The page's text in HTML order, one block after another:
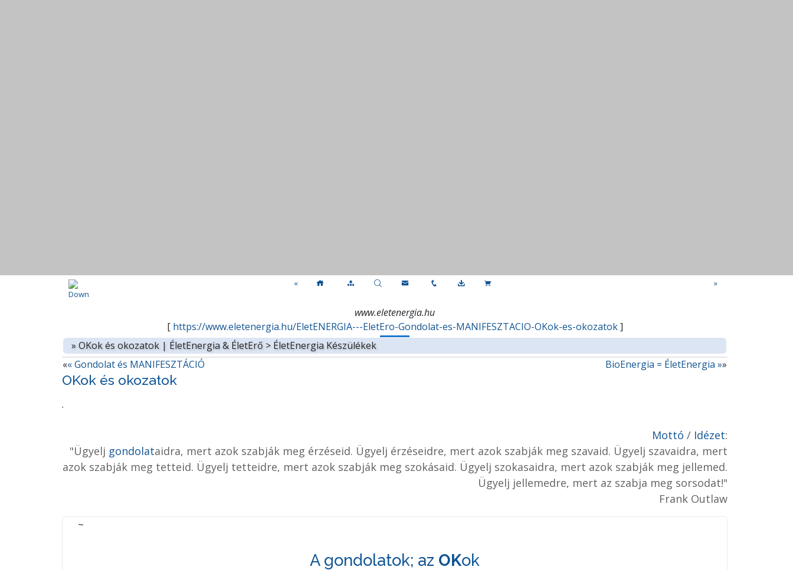
« »
www.eletenergia.hu
[ https://www.eletenergia.hu/EletENERGIA---EletEro-Gondolat-es-MANIFESZTACIO-OKok-es-okozatok]
» OKok és okozatok | ÉletEnergia & ÉletErő > ÉletEnergia Készülékek
«« Gondolat és MANIFESZTÁCIÓ BioEnergia = ÉletEnergia »»
OKok és okozatok
.
Mottó / Idézet:
"Ügyelj gondolataidra, mert azok szabják meg érzéseid. Ügyelj érzéseidre, mert azok szabják meg szavaid. Ügyelj szavaidra, mert
azok szabják meg tetteid. Ügyelj tetteidre, mert azok szabják meg szokásaid. Ügyelj szokasaidra, mert azok szabják meg jellemed.
Ügyelj jellemedre, mert az szabja meg sorsodat!"
Frank Outlaw
~
A gondolatok; az OKok